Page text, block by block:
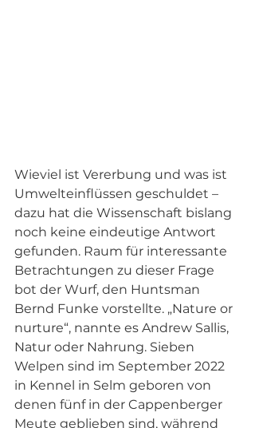
Wieviel ist Vererbung und was ist
Umwelteinflüssen geschuldet –
dazu hat die Wissenschaft bislang
noch keine eindeutige Antwort
gefunden. Raum für interessante
Betrachtungen zu dieser Frage
bot der Wurf, den Huntsman
Bernd Funke vorstellte. „Nature or
nurture“, nannte es Andrew Sallis,
Natur oder Nahrung. Sieben
Welpen sind im September 2022
in Kennel in Selm geboren von
denen fünf in der Cappenberger
Meute geblieben sind, während